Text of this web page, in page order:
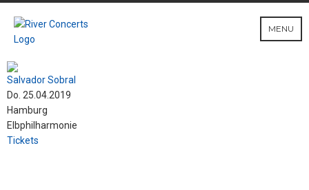
MENU
Salvador Sobral
Do. 25.04.2019
Hamburg
Elbphilharmonie
Tickets